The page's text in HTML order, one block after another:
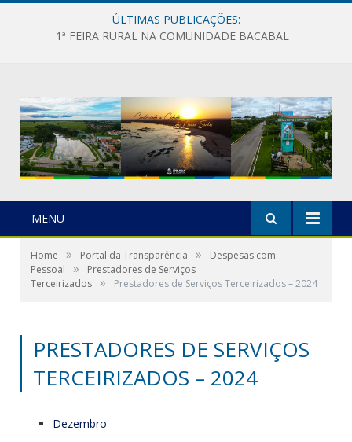
ÚLTIMAS PUBLICAÇÕES:
1ª FEIRA RURAL NA COMUNIDADE BACABAL
MENU
Home » Portal da Transparência »
Despesas com
Pessoal
»
Prestadores de Serviços
Terceirizados » Prestadores de Serviços Terceirizados – 2024
PRESTADORES DE SERVIÇOS
TERCEIRIZADOS – 2024
Dezembro